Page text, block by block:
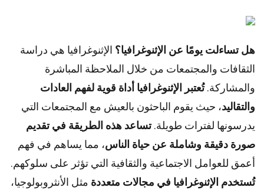
هل تساءلت يومًا عن الإثنوغرافيا؟ الإثنوغرافيا هي دراسة
الثقافات والمجتمعات من خلال الملاحظة المباشرة
والمشاركة.تُعتبر الإثنوغرافيا أداة قوية لفهم العادات
والتقاليد، حيث يقوم الباحثون بالعيش مع المجتمعات التي
يدرسونها لفترات طويلة.تساعد هذه الطريقة في تقديم
صورة دقيقة وشاملة عن حياة الناس، مما يساهم في فهم
أعمق للعوامل الاجتماعية والثقافية التي تؤثر على سلوكهم.
تُستخدم الإثنوغرافيا في مجالات متعددة مثل الأنثروبولوجيا،